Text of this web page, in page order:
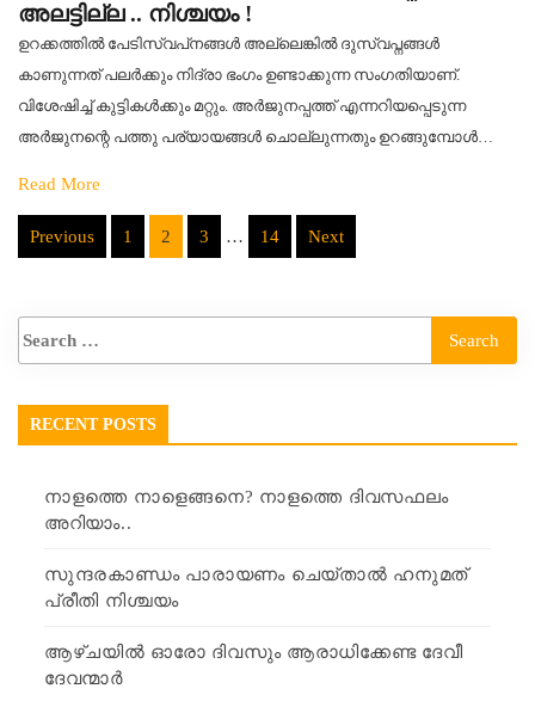
അലട്ടില്ല .. നിശ്ചയം !
ഉറക്കത്തിൽ പേടിസ്വപ്‌നങ്ങൾ അല്ലെങ്കിൽ ദുസ്വപ്നങ്ങൾ
കാണുന്നത് പലർക്കും നിദ്രാ ഭംഗം ഉണ്ടാക്കുന്ന സംഗതിയാണ്.
വിശേഷിച്ച് കുട്ടികൾക്കും മറ്റും. അർജുനപ്പത്ത് എന്നറിയപ്പെടുന്ന
അർജുനന്റെ പത്തു പര്യായങ്ങൾ ചൊല്ലുന്നതും ഉറങ്ങുമ്പോൾ…
Read More
Posts
Previous 1 2 3 … 14 Next
RECENT POSTS
നാളത്തെ നാളെങ്ങനെ? നാളത്തെ ദിവസഫലം
അറിയാം..
സുന്ദരകാണ്ഡം പാരായണം ചെയ്താൽ ഹനുമത്
പ്രീതി നിശ്ചയം
ആഴ്ചയിൽ ഓരോ ദിവസും ആരാധിക്കേണ്ട ദേവീ
ദേവന്മാർ